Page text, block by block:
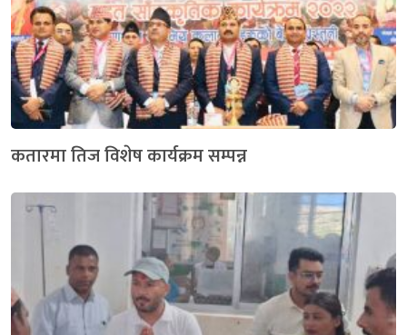
कतारमा तिज विशेष कार्यक्रम सम्पन्न